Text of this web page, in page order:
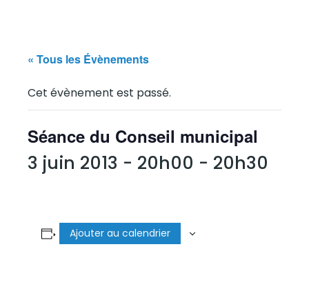
« Tous les Évènements
Cet évènement est passé.
Séance du Conseil municipal
3 juin 2013 - 20h00 - 20h30
Ajouter au calendrier